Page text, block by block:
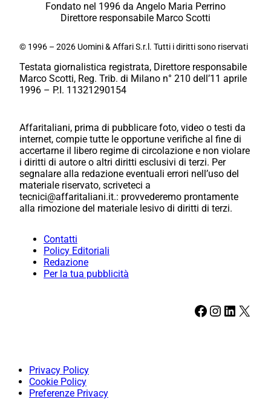
Fondato nel 1996 da Angelo Maria Perrino
Direttore responsabile Marco Scotti
© 1996 – 2026 Uomini & Affari S.r.l. Tutti i diritti sono riservati
Testata giornalistica registrata, Direttore responsabile
Marco Scotti, Reg. Trib. di Milano n° 210 dell’11 aprile
1996 – P.I. 11321290154
Affaritaliani, prima di pubblicare foto, video o testi da
internet, compie tutte le opportune verifiche al fine di
accertarne il libero regime di circolazione e non violare
i diritti di autore o altri diritti esclusivi di terzi. Per
segnalare alla redazione eventuali errori nell’uso del
materiale riservato, scriveteci a
tecnici@affaritaliani.it.: provvederemo prontamente
alla rimozione del materiale lesivo di diritti di terzi.
Contatti
Policy Editoriali
Redazione
Per la tua pubblicità
Facebook Instagram LinkedIn X
Privacy Policy
Cookie Policy
Preferenze Privacy